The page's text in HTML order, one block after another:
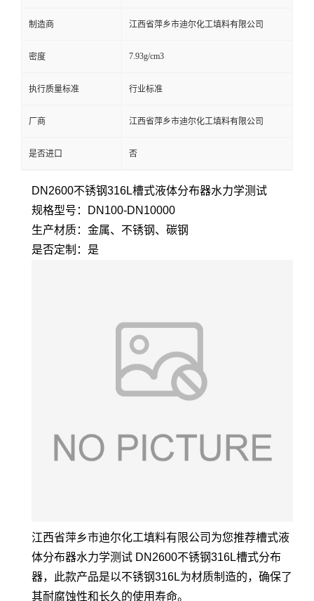
制造商 江西省萍乡市迪尔化工填料有限公司
密度 7.93g/cm3
执行质量标准 行业标准
厂商 江西省萍乡市迪尔化工填料有限公司
是否进口 否
DN2600不锈钢316L槽式液体分布器水力学测试
规格型号：DN100-DN10000
生产材质：金属、不锈钢、碳钢
是否定制：是
江西省萍乡市迪尔化工填料有限公司为您推荐槽式液
体分布器水力学测试 DN2600不锈钢316L槽式分布
器，此款产品是以不锈钢316L为材质制造的，确保了
其耐腐蚀性和长久的使用寿命。